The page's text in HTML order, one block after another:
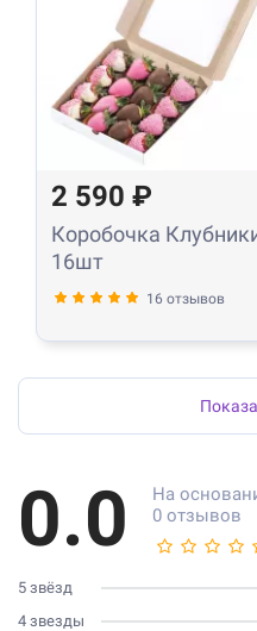
2 590 ₽
Коробочка
16шт
16 отзывов
0.0
На
0 отзывов
5 звёзд
4 звезды